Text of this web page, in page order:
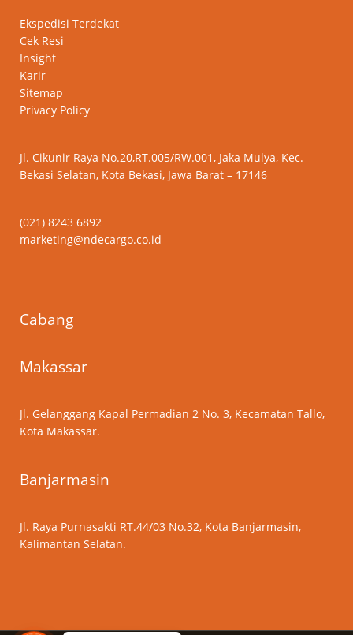
Ekspedisi Terdekat
Cek Resi
Insight
Karir
Sitemap
Privacy Policy
Jl. Cikunir Raya No.20,RT.005/RW.001, Jaka Mulya, Kec.
Bekasi Selatan, Kota Bekasi, Jawa Barat – 17146
(021) 8243 6892
marketing@ndecargo.co.id
Cabang
Makassar
Jl. Gelanggang Kapal Permadian 2 No. 3, Kecamatan Tallo,
Kota Makassar.
Banjarmasin
Jl. Raya Purnasakti RT.44/03 No.32, Kota Banjarmasin,
Kalimantan Selatan.